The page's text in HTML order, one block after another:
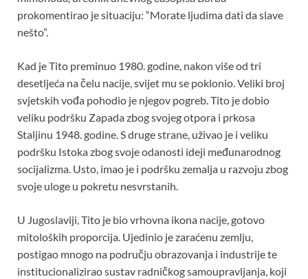
prokomentirao je situaciju: “Morate ljudima dati da slave
nešto”.
Kad je Tito preminuo 1980. godine, nakon više od tri
desetljeća na čelu nacije, svijet mu se poklonio. Veliki broj
svjetskih vođa pohodio je njegov pogreb. Tito je dobio
veliku podršku Zapada zbog svojeg otpora i prkosa
Staljinu 1948. godine. S druge strane, uživao je i veliku
podršku Istoka zbog svoje odanosti ideji međunarodnog
socijalizma. Usto, imao je i podršku zemalja u razvoju zbog
svoje uloge u pokretu nesvrstanih.
U Jugoslaviji, Tito je bio vrhovna ikona nacije, gotovo
mitoloških proporcija. Ujedinio je zaraćenu zemlju,
postigao mnogo na području obrazovanja i industrije te
institucionalizirao sustav radničkog samoupravljanja, koji